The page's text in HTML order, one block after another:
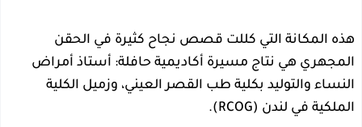
هذه المكانة التي كللت قصص نجاح كثيرة في الحقن
المجهري هي نتاج مسيرة أكاديمية حافلة: أستاذ أمراض
النساء والتوليد بكلية طب القصر العيني، وزميل الكلية
الملكية في لندن (RCOG).